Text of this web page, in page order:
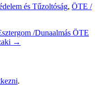
és Tűzoltóság, ÖTE /
/Dunaalmás ÖTE
→
.